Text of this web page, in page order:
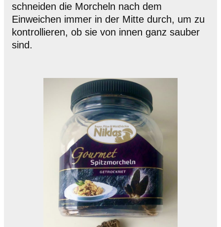
schneiden die Morcheln nach dem
Einweichen immer in der Mitte durch, um zu
kontrollieren, ob sie von innen ganz sauber
sind.